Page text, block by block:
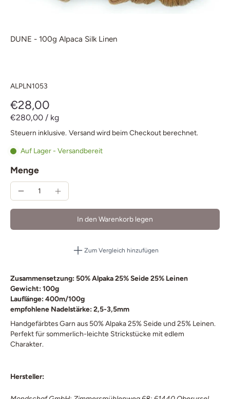
DUNE - 100g Alpaca Silk Linen
ALPLN1053
€28,00
€280,00 / kg
Steuern inklusive. Versandwird beim Checkout berechnet.
Auf Lager - Versandbereit
Menge
In den Warenkorb legen
Zum Vergleich hinzufügen
Zusammensetzung: 50% Alpaka 25% Seide 25% Leinen
Gewicht: 100g
Lauflänge: 400m/100g
empfohlene Nadelstärke: 2,5-3,5mm
Handgefärbtes Garn aus 50% Alpaka 25% Seide und 25% Leinen.
Perfekt für sommerlich-leichte Strickstücke mit edlem
Charakter.
Hersteller: